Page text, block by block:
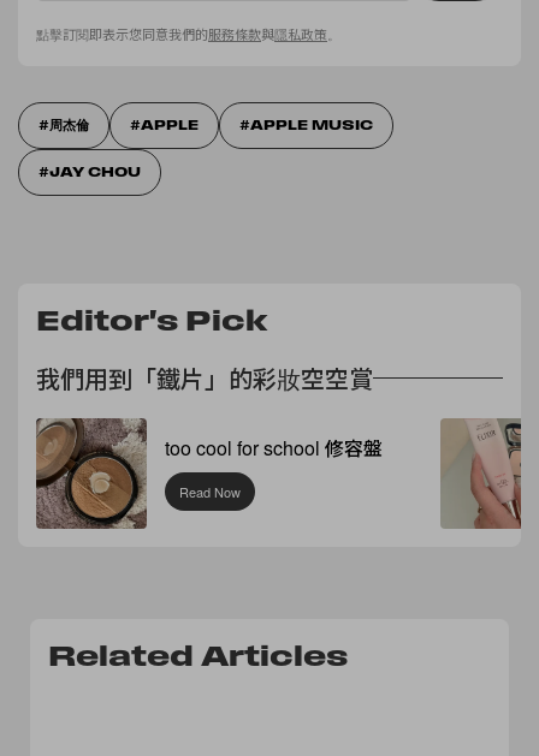
點擊訂閱即表示您同意我們的服務條款與隱私政策
周杰倫 APPLE APPLE MUSIC
JAY CHOU
Editor's Pick
我們用到「鐵片」的彩妝空空賞
too cool for school 修容盤
Read Now
Related Articles